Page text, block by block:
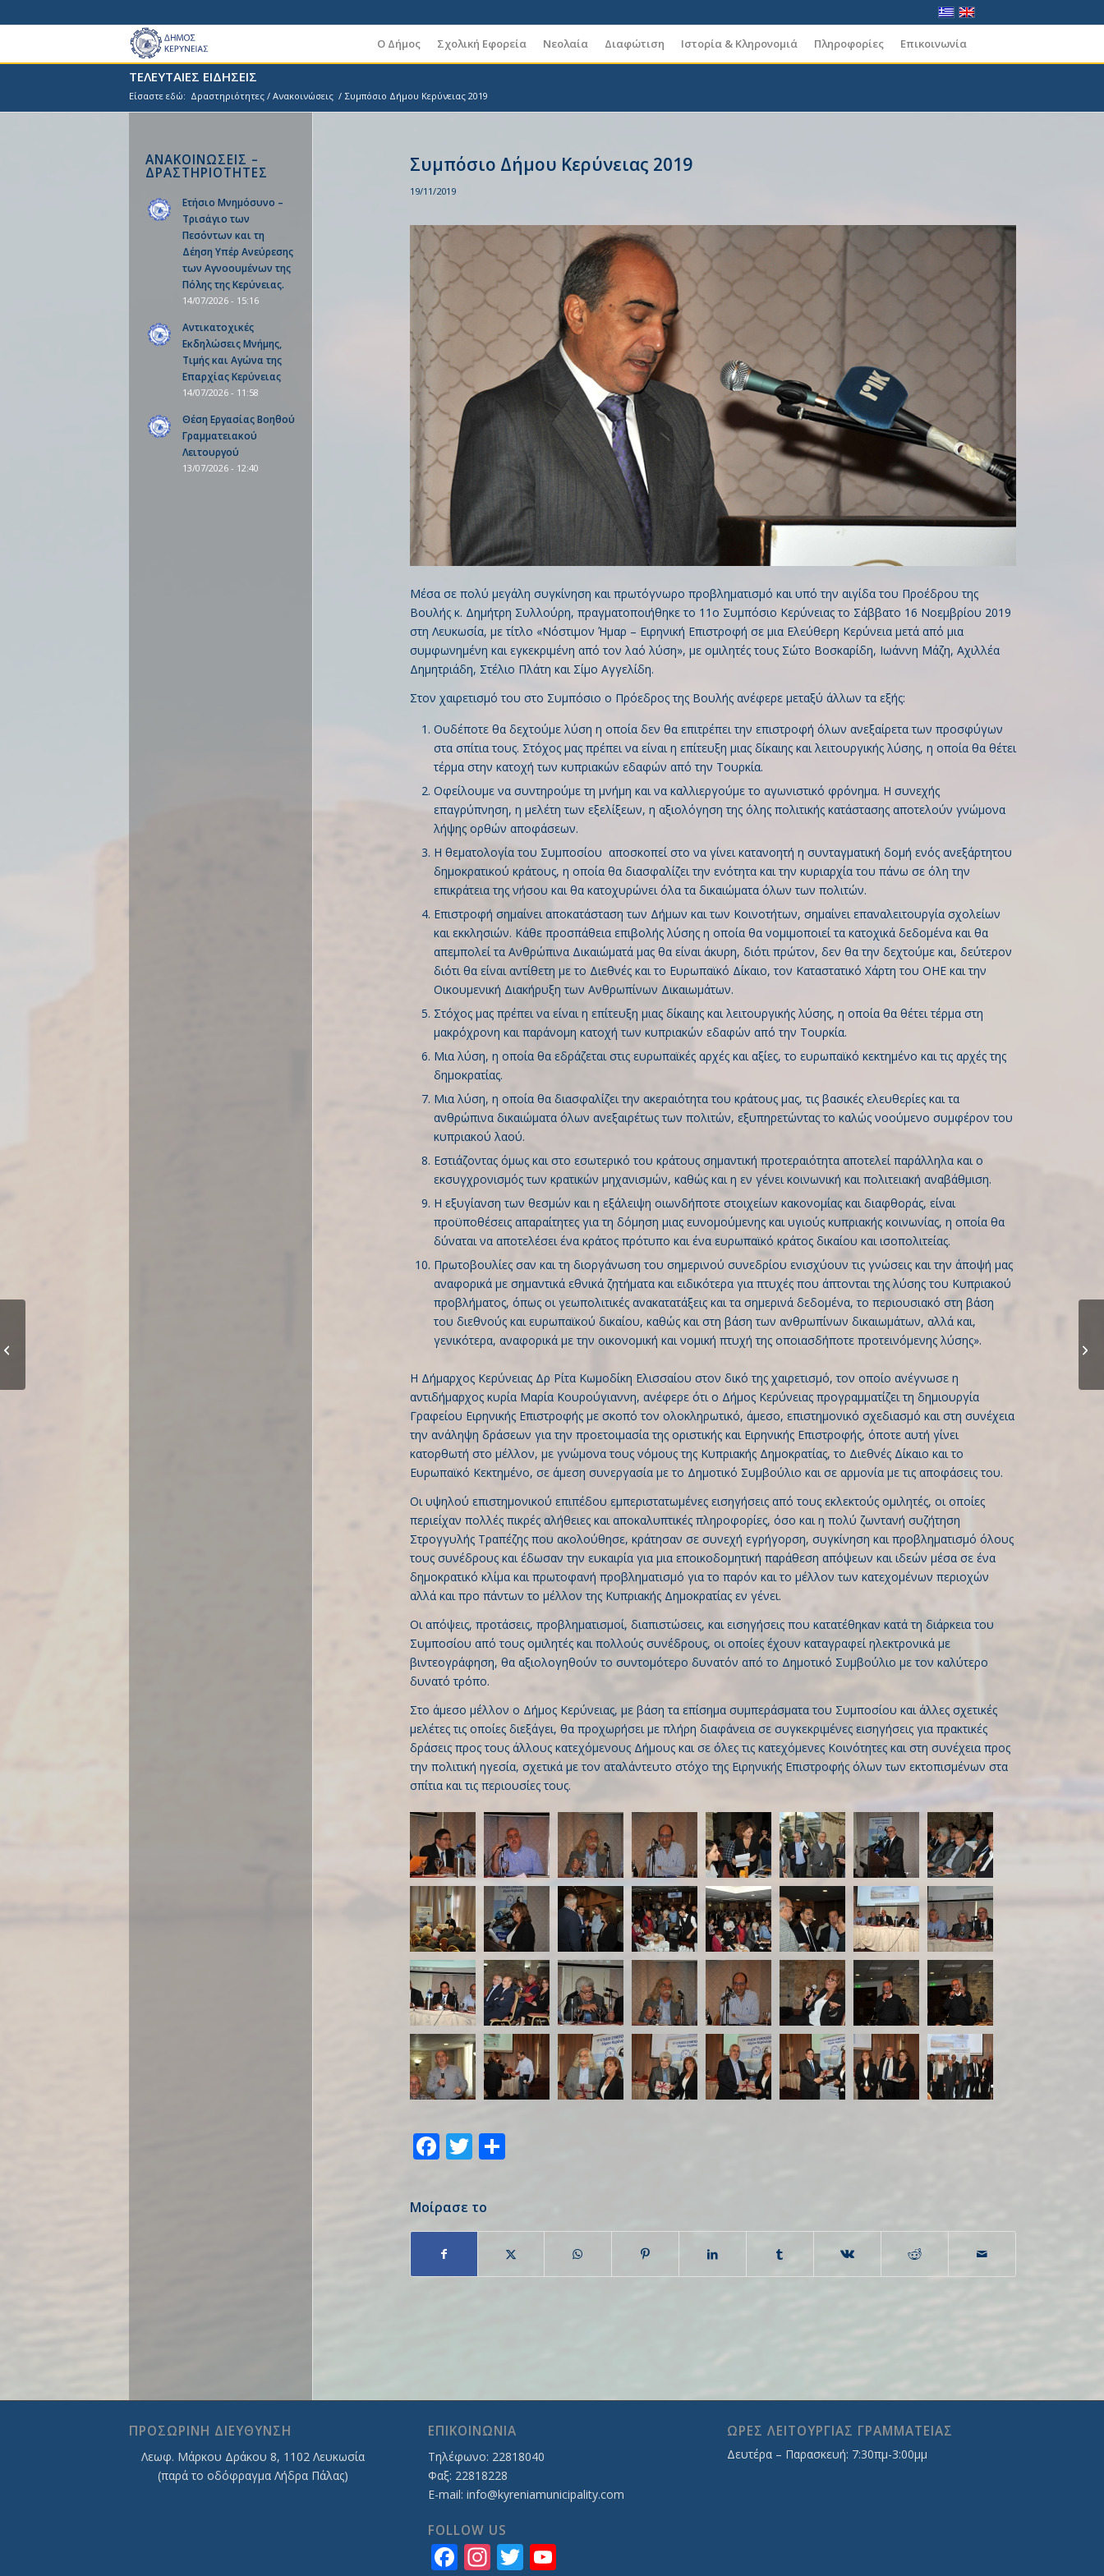
Ο Δήμος Σχολική Εφορεία Νεολαία Διαφώτιση Ιστορία & Κληρονομιά Πληροφορίες Επικοινωνία
ΤΕΛΕΥΤΑΙΕΣ ΕΙΔΗΣΕΙΣ
Είσαστε εδώ: Δραστηριότητες / Ανακοινώσεις / Συμπόσιο Δήμου Κερύνειας 2019
Συμπόσιο Δήμου Κερύνειας 2019
19/11/2019
Μέσα σε πολύ μεγάλη συγκίνηση και πρωτόγνωρο προβληματισμό και υπό την αιγίδα του Προέδρου της
Βουλής κ. Δημήτρη Συλλούρη, πραγματοποιήθηκε το 11ο Συμπόσιο Κερύνειας το Σάββατο 16 Νοεμβρίου 2019
στη Λευκωσία, με τίτλο «Νόστιμον Ήμαρ – Ειρηνική Επιστροφή σε μια Ελεύθερη Κερύνεια μετά από μια
συμφωνημένη και εγκεκριμένη από τον λαό λύση», με ομιλητές τους Σώτο Βοσκαρίδη, Ιωάννη Μάζη, Αχιλλέα
Δημητριάδη, Στέλιο Πλάτη και Σίμο Αγγελίδη.
Στον χαιρετισμό του στο Συμπόσιο ο Πρόεδρος της Βουλής ανέφερε μεταξύ άλλων τα εξής:
Ουδέποτε θα δεχτούμε λύση η οποία δεν θα επιτρέπει την επιστροφή όλων ανεξαίρετα των προσφύγων
στα σπίτια τους. Στόχος μας πρέπει να είναι η επίτευξη μιας δίκαιης και λειτουργικής λύσης, η οποία θα θέτει
τέρμα στην κατοχή των κυπριακών εδαφών από την Τουρκία.
Οφείλουμε να συντηρούμε τη μνήμη και να καλλιεργούμε το αγωνιστικό φρόνημα. Η συνεχής
επαγρύπνηση, η μελέτη των εξελίξεων, η αξιολόγηση της όλης πολιτικής κατάστασης αποτελούν γνώμονα
λήψης ορθών αποφάσεων.
Η θεματολογία του Συμποσίου αποσκοπεί στο να γίνει κατανοητή η συνταγματική δομή ενός ανεξάρτητου
δημοκρατικού κράτους, η οποία θα διασφαλίζει την ενότητα και την κυριαρχία του πάνω σε όλη την
επικράτεια της νήσου και θα κατοχυρώνει όλα τα δικαιώματα όλων των πολιτών.
Επιστροφή σημαίνει αποκατάσταση των Δήμων και των Κοινοτήτων, σημαίνει επαναλειτουργία σχολείων
και εκκλησιών. Κάθε προσπάθεια επιβολής λύσης η οποία θα νομιμοποιεί τα κατοχικά δεδομένα και θα
απεμπολεί τα Ανθρώπινα Δικαιώματά μας θα είναι άκυρη, διότι πρώτον, δεν θα την δεχτούμε και, δεύτερον
διότι θα είναι αντίθετη με το Διεθνές και το Ευρωπαϊκό Δίκαιο, τον Καταστατικό Χάρτη του ΟΗΕ και την
Οικουμενική Διακήρυξη των Ανθρωπίνων Δικαιωμάτων.
Στόχος μας πρέπει να είναι η επίτευξη μιας δίκαιης και λειτουργικής λύσης, η οποία θα θέτει τέρμα στη
μακρόχρονη και παράνομη κατοχή των κυπριακών εδαφών από την Τουρκία.
Μια λύση, η οποία θα εδράζεται στις ευρωπαϊκές αρχές και αξίες, το ευρωπαϊκό κεκτημένο και τις αρχές της
δημοκρατίας.
Μια λύση, η οποία θα διασφαλίζει την ακεραιότητα του κράτους μας, τις βασικές ελευθερίες και τα
ανθρώπινα δικαιώματα όλων ανεξαιρέτως των πολιτών, εξυπηρετώντας το καλώς νοούμενο συμφέρον του
κυπριακού λαού.
Εστιάζοντας όμως και στο εσωτερικό του κράτους σημαντική προτεραιότητα αποτελεί παράλληλα και ο
εκσυγχρονισμός των κρατικών μηχανισμών, καθώς και η εν γένει κοινωνική και πολιτειακή αναβάθμιση.
Η εξυγίανση των θεσμών και η εξάλειψη οιωνδήποτε στοιχείων κακονομίας και διαφθοράς, είναι
προϋποθέσεις απαραίτητες για τη δόμηση μιας ευνομούμενης και υγιούς κυπριακής κοινωνίας, η οποία θα
δύναται να αποτελέσει ένα κράτος πρότυπο και ένα ευρωπαϊκό κράτος δικαίου και ισοπολιτείας.
Πρωτοβουλίες σαν και τη διοργάνωση του σημερινού συνεδρίου ενισχύουν τις γνώσεις και την άποψή μας
αναφορικά με σημαντικά εθνικά ζητήματα και ειδικότερα για πτυχές που άπτονται της λύσης του Κυπριακού
προβλήματος, όπως οι γεωπολιτικές ανακατατάξεις και τα σημερινά δεδομένα, το περιουσιακό στη βάση
του διεθνούς και ευρωπαϊκού δικαίου, καθώς και στη βάση των ανθρωπίνων δικαιωμάτων, αλλά και,
γενικότερα, αναφορικά με την οικονομική και νομική πτυχή της οποιασδήποτε προτεινόμενης λύσης».
Η Δήμαρχος Κερύνειας Δρ Ρίτα Κωμοδίκη Ελισσαίου στον δικό της χαιρετισμό, τον οποίο ανέγνωσε η
αντιδήμαρχος κυρία Μαρία Κουρούγιαννη, ανέφερε ότι ο Δήμος Κερύνειας προγραμματίζει τη δημιουργία
Γραφείου Ειρηνικής Επιστροφής με σκοπό τον ολοκληρωτικό, άμεσο, επιστημονικό σχεδιασμό και στη συνέχεια
την ανάληψη δράσεων για την προετοιμασία της οριστικής και Ειρηνικής Επιστροφής, όποτε αυτή γίνει
κατορθωτή στο μέλλον, με γνώμονα τους νόμους της Κυπριακής Δημοκρατίας, το Διεθνές Δίκαιο και το
Ευρωπαϊκό Κεκτημένο, σε άμεση συνεργασία με το Δημοτικό Συμβούλιο και σε αρμονία με τις αποφάσεις του.
Οι υψηλού επιστημονικού επιπέδου εμπεριστατωμένες εισηγήσεις από τους εκλεκτούς ομιλητές, οι οποίες
περιείχαν πολλές πικρές αλήθειες και αποκαλυπτικές πληροφορίες, όσο και η πολύ ζωντανή συζήτηση
Στρογγυλής Τραπέζης που ακολούθησε, κράτησαν σε συνεχή εγρήγορση, συγκίνηση και προβληματισμό όλους
τους συνέδρους και έδωσαν την ευκαιρία για μια εποικοδομητική παράθεση απόψεων και ιδεών μέσα σε ένα
δημοκρατικό κλίμα και πρωτοφανή προβληματισμό για το παρόν και το μέλλον των κατεχομένων περιοχών
αλλά και προ πάντων το μέλλον της Κυπριακής Δημοκρατίας εν γένει.
Οι απόψεις, προτάσεις, προβληματισμοί, διαπιστώσεις, και εισηγήσεις που κατατέθηκαν κατά τη διάρκεια του
Συμποσίου από τους ομιλητές και πολλούς συνέδρους, οι οποίες έχουν καταγραφεί ηλεκτρονικά με
βιντεογράφηση, θα αξιολογηθούν το συντομότερο δυνατόν από το Δημοτικό Συμβούλιο με τον καλύτερο
δυνατό τρόπο.
Στο άμεσο μέλλον ο Δήμος Κερύνειας, με βάση τα επίσημα συμπεράσματα του Συμποσίου και άλλες σχετικές
μελέτες τις οποίες διεξάγει, θα προχωρήσει με πλήρη διαφάνεια σε συγκεκριμένες εισηγήσεις για πρακτικές
δράσεις προς τους άλλους κατεχόμενους Δήμους και σε όλες τις κατεχόμενες Κοινότητες και στη συνέχεια προς
την πολιτική ηγεσία, σχετικά με τον αταλάντευτο στόχο της Ειρηνικής Επιστροφής όλων των εκτοπισμένων στα
σπίτια και τις περιουσίες τους.
Facebook
Twitter
Share
Μοίρασε το
ΑΝΑΚΟΙΝΩΣΕΙΣ –
ΔΡΑΣΤΗΡΙΟΤΗΤΕΣ
Ετήσιο Μνημόσυνο –
Τρισάγιο των
Πεσόντων και τη
Δέηση Υπέρ Ανεύρεσης
των Αγνοουμένων της
Πόλης της Κερύνειας.
14/07/2026 - 15:16
Αντικατοχικές
Εκδηλώσεις Μνήμης,
Τιμής και Αγώνα της
Επαρχίας Κερύνειας
14/07/2026 - 11:58
Θέση Εργασίας Βοηθού
Γραμματειακού
Λειτουργού
13/07/2026 - 12:40
ΠΡΟΣΩΡΙΝΗ ΔΙΕΥΘΥΝΣΗ
Λεωφ. Mάρκου Δράκου 8, 1102 Λευκωσία
(παρά το οδόφραγμα Λήδρα Πάλας)
ΕΠΙΚΟΙΝΩΝΙΑ
Τηλέφωνο: 22818040
Φαξ: 22818228
E-mail: info@kyreniamunicipality.com
FOLLOW US
Facebook
Instagram
Twitter
YouTube
ΩΡΕΣ ΛΕΙΤΟΥΡΓΙΑΣ ΓΡΑΜΜΑΤΕΙΑΣ
Δευτέρα – Παρασκευή: 7:30πμ-3:00μμ